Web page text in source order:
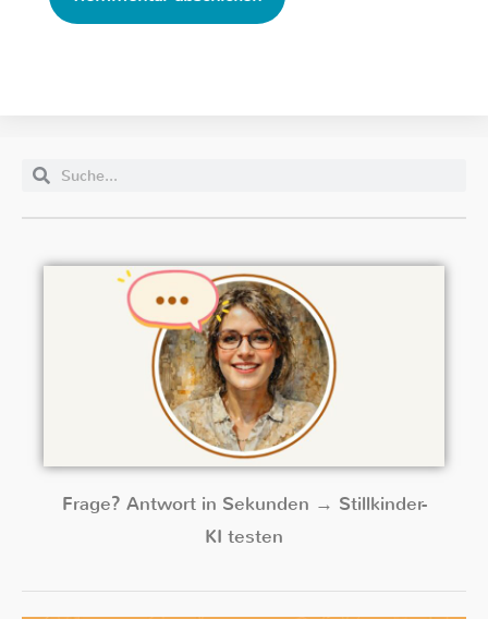
Frage? Antwort in Sekunden → Stillkinder-
KI testen